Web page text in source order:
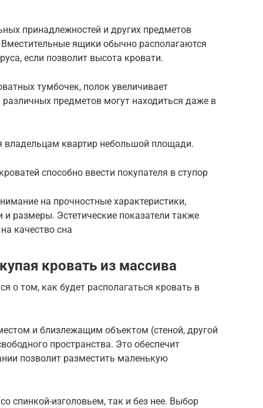
принадлежностей и других предметов
ящики обычно располагаются
если позволит высота кровати.
тумбочек, полок увеличивает
предметов могут находиться даже в
владельцам квартир небольшой площади.
способно ввести покупателя в ступор
на прочностные характеристики,
размеры. Эстетические показатели также
качество сна
кровать из массива
о том, как будет располагаться кровать в
и близлежащим объектом (стеной, другой
пространства. Это обеспечит
позволит разместить маленькую
спинкой-изголовьем, так и без нее. Выбор